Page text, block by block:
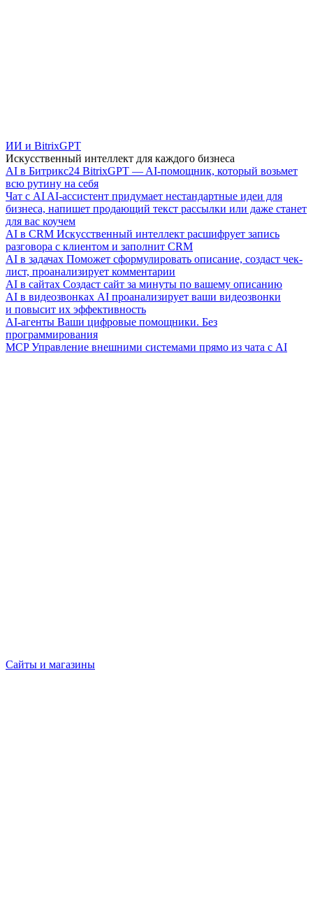
ИИ и BitrixGPT
Искусственный интеллект для каждого бизнеса
AI в Битрикс24 BitrixGPT — AI-помощник, который возьмет
всю рутину на себя
Чат с AI AI-ассистент придумает нестандартные идеи для
бизнеса, напишет продающий текст рассылки или даже станет
для вас коучем
AI в CRM Искусственный интеллект расшифрует запись
разговора с клиентом и заполнит CRM
AI в задачах Поможет сформулировать описание, создаст чек-
лист, проанализирует комментарии
AI в сайтах Создаст сайт за минуты по вашему описанию
AI в видеозвонках AI проанализирует ваши видеозвонки
и повысит их эффективность
AI-агенты Ваши цифровые помощники. Без
программирования
MCP Управление внешними системами прямо из чата с AI
Сайты и магазины